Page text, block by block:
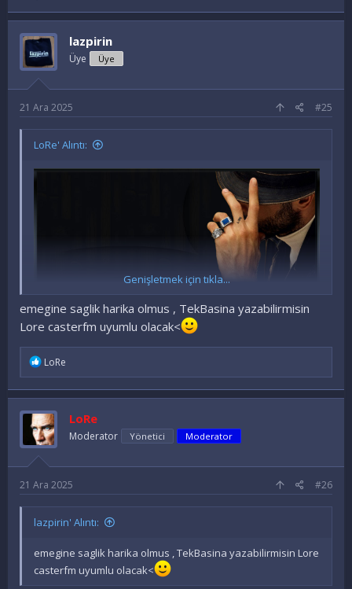
lazpirin
Üye Üye
21 Ara 2025 #25
LoRe' Alıntı:
Genişletmek için tıkla...
emegine saglik harika olmus , TekBasina yazabilirmisin
Lore casterfm uyumlu olacak<
İ
d
e
l
e
r
:
LoRe
LoRe
Moderator Yönetici Moderator
21 Ara 2025 #26
lazpirin' Alıntı:
emegine saglik harika olmus , TekBasina yazabilirmisin Lore
casterfm uyumlu olacak<